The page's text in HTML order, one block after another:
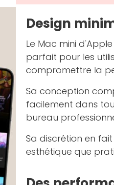
Design
Le Mac mini
parfait pour les
compromettre la
Sa conception
facilement dans
bureau
Sa discrétion en
esthétique que